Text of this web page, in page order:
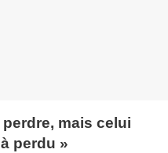
mais celui
perdu »